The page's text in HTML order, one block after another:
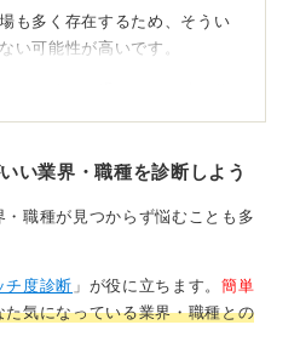
も多く存在するため、そうい
い可能性が高いです。
職場の雰囲気に馴染めない、
た状況は精神的に大変でしょ
が自分に合っているか確認
い業界・職種を診断しよう
職種が見つからず悩むことも多
チ度診断 」が役に立ちます。 簡単
た気になっている業界・職種との